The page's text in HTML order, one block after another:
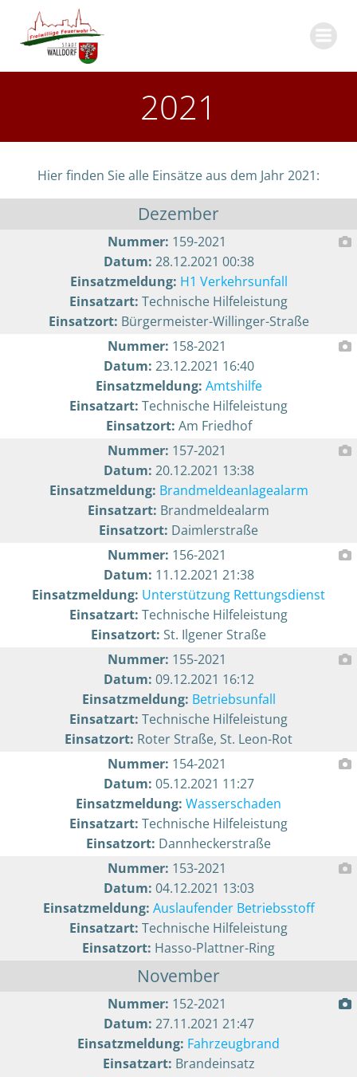
2021
Hier finden Sie alle Einsätze aus dem Jahr 2021:
Dezember
Nummer: 159-2021
Datum: 28.12.2021 00:38
Einsatzmeldung: H1 Verkehrsunfall
Einsatzart: Technische Hilfeleistung
Einsatzort: Bürgermeister-Willinger-Straße
Nummer: 158-2021
Datum: 23.12.2021 16:40
Einsatzmeldung: Amtshilfe
Einsatzart: Technische Hilfeleistung
Einsatzort: Am Friedhof
Nummer: 157-2021
Datum: 20.12.2021 13:38
Einsatzmeldung: Brandmeldeanlagealarm
Einsatzart: Brandmeldealarm
Einsatzort: Daimlerstraße
Nummer: 156-2021
Datum: 11.12.2021 21:38
Einsatzmeldung: Unterstützung Rettungsdienst
Einsatzart: Technische Hilfeleistung
Einsatzort: St. Ilgener Straße
Nummer: 155-2021
Datum: 09.12.2021 16:12
Einsatzmeldung: Betriebsunfall
Einsatzart: Technische Hilfeleistung
Einsatzort: Roter Straße, St. Leon-Rot
Nummer: 154-2021
Datum: 05.12.2021 11:27
Einsatzmeldung: Wasserschaden
Einsatzart: Technische Hilfeleistung
Einsatzort: Dannheckerstraße
Nummer: 153-2021
Datum: 04.12.2021 13:03
Einsatzmeldung: Auslaufender Betriebsstoff
Einsatzart: Technische Hilfeleistung
Einsatzort: Hasso-Plattner-Ring
November
Nummer: 152-2021
Datum: 27.11.2021 21:47
Einsatzmeldung: Fahrzeugbrand
Einsatzart: Brandeinsatz